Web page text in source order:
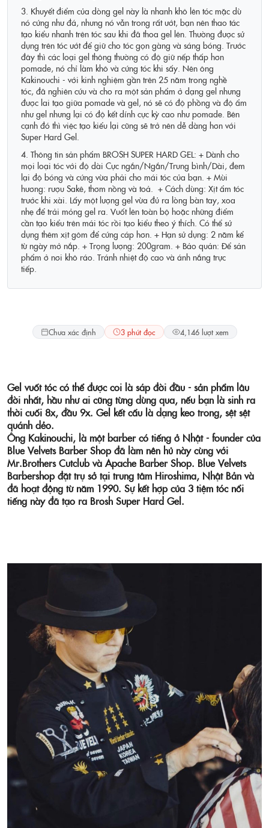
3. Khuyết điểm của dòng gel này là nhanh khô lên tóc mặc dù
nó cứng như đá, nhưng nó vẫn trong rất ướt, bạn nên thao tác
tạo kiểu nhanh trên tóc sau khi đã thoa gel lên. Thường được sử
dụng trên tóc ướt để giữ cho tóc gọn gàng và sáng bóng. Trước
đây thì các loại gel thông thường có độ giữ nếp thấp hơn
pomade, nó chỉ làm khô và cứng tóc khi sấy. Nên ông
Kakinouchi - với kinh nghiệm gần trên 25 năm trong nghề
tóc, đã nghiên cứu và cho ra một sản phẩm ở dạng gel nhưng
được lai tạo giữa pomade và gel, nó sẽ có độ phồng và độ ẩm
như gel nhưng lại có độ kết dính cực kỳ cao như pomade. Bên
cạnh đó thì việc tạo kiểu lại cũng sẽ trở nên dễ dàng hơn với
Super Hard Gel.
4. Thông tin sản phẩm BROSH SUPER HARD GEL: + Dành cho
mọi loại tóc với độ dài Cực ngắn/Ngắn/Trung bình/Dài, đem
lại độ bóng và cứng vừa phải cho mái tóc của bạn. + Mùi
hương: rượu Sakê, thơm nồng và toả. + Cách dùng: Xịt ẩm tóc
trước khi xài. Lấy một lượng gel vừa đủ ra lòng bàn tay, xoa
nhẹ để trải mỏng gel ra. Vuốt lên toàn bộ hoặc những điểm
cần tạo kiểu trên mái tóc rồi tạo kiểu theo ý thích. Có thể sử
dụng thêm xịt gôm để cứng cáp hơn. + Hạn sử dụng: 2 năm kể
từ ngày mở nắp. + Trọng lượng: 200gram. + Bảo quản: Để sản
phẩm ở nơi khô ráo. Tránh nhiệt độ cao và ánh nắng trực
tiếp.
Chưa xác định
3 phút đọc 4,146 lượt xem
Gel vuốt tóc có thể được coi là sáp đời đầu - sản phẩm lâu
đời nhất, hầu như ai cũng từng dùng qua, nếu bạn là sinh ra
thời cuối 8x, đầu 9x. Gel kết cấu là dạng keo trong, sệt sệt
quánh dẻo.
Ông Kakinouchi, là một barber có tiếng ở Nhật - founder của
Blue Velvets Barber Shop đã làm nên hủ này cùng với
Mr.Brothers Cutclub và Apache Barber Shop. Blue Velvets
Barbershop đặt trụ sở tại trung tâm Hiroshima, Nhật Bản và
đã hoạt động từ năm 1990. Sự kết hợp của 3 tiệm tóc nổi
tiếng này đã tạo ra Brosh Super Hard Gel.